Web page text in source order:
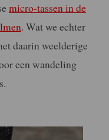
micro-tassen in de
. Wat we echter
daarin weelderige
een wandeling